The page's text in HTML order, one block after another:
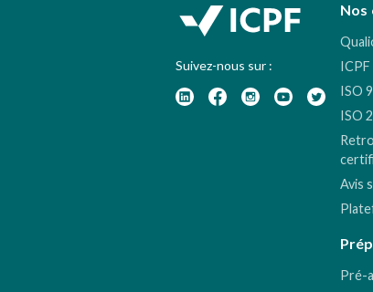
Suivez-nous sur :
ICPF
ISO
ISO
Avis
Pré-